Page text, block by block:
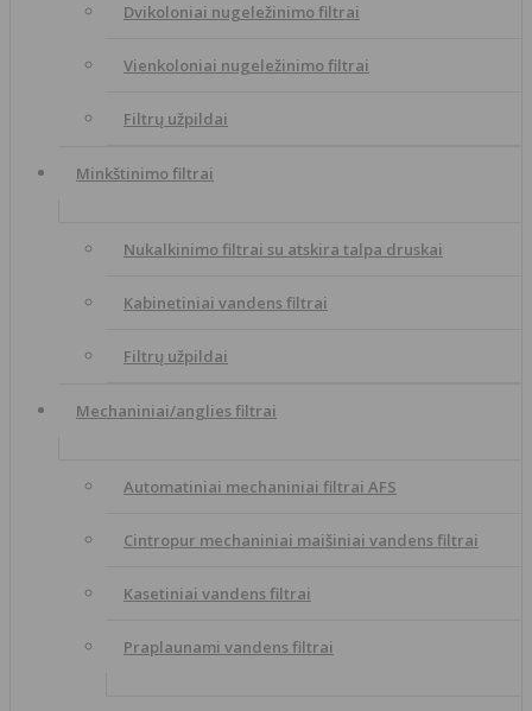
Dvikoloniai nugeležinimo filtrai
Vienkoloniai nugeležinimo filtrai
Filtrų užpildai
Minkštinimo filtrai
Nukalkinimo filtrai su atskira talpa druskai
Kabinetiniai vandens filtrai
Filtrų užpildai
Mechaniniai/anglies filtrai
Automatiniai mechaniniai filtrai AFS
Cintropur mechaniniai maišiniai vandens filtrai
Kasetiniai vandens filtrai
Praplaunami vandens filtrai